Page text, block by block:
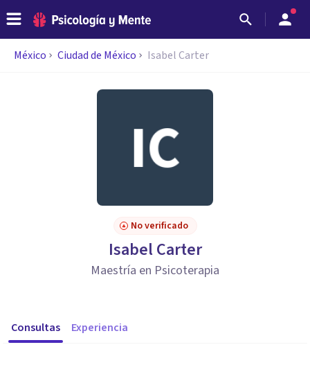
México Ciudad de México Isabel Carter
No verificado
Isabel Carter
Maestría en Psicoterapia
Consultas Experiencia